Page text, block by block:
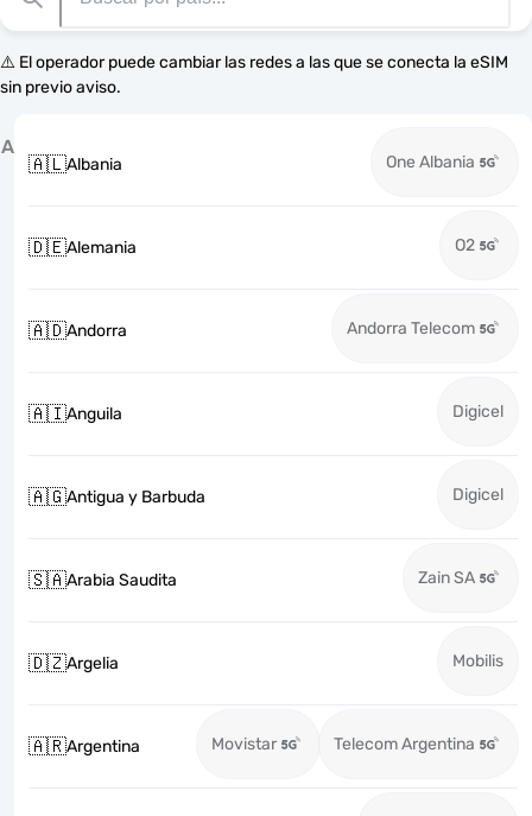
⚠️ El operador puede cambiar las redes a las que se conecta la eSIM
sin previo aviso.
A
🇦🇱Albania One Albania
🇩🇪Alemania O2
🇦🇩Andorra Andorra Telecom
🇦🇮Anguila Digicel
🇦🇬Antigua y Barbuda Digicel
🇸🇦Arabia Saudita Zain SA
🇩🇿Argelia Mobilis
🇦🇷Argentina Movistar Telecom Argentina